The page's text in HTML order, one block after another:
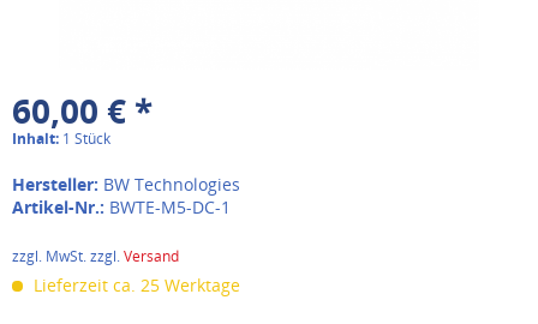
60,00 € *
Inhalt: 1 Stück
Hersteller: BW Technologies
Artikel-Nr.: BWTE-M5-DC-1
zzgl. MwSt. zzgl.Versand
Lieferzeit ca. 25 Werktage